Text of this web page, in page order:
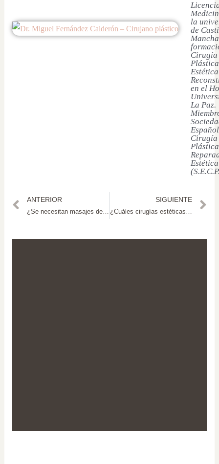
la
de
Cirugía
en el
La Paz.
Cirugía
Estética
ANTERIOR
¿Se necesitan masajes de drenaje linfático tras una cirugía estética?
SIGUIENTE
¿Cuáles cirugías estéticas se pueden realizar en el rostro?